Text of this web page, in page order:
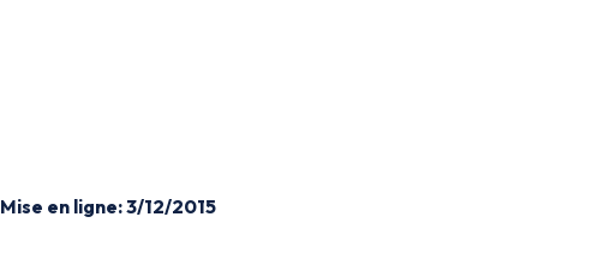
Mise en ligne: 3/12/2015